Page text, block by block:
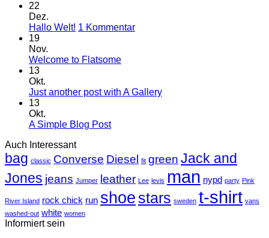
22
Dez.
Hallo Welt! 1 Kommentarzu
19
Nov.
Welcome to FlatsomeKeine
Welcome
13
Okt.
Just another post with A GalleryKeine
with
A
Gallery
13
Okt.
A Simple Blog PostKeine
A
Simple
Blog
Auch Interessant
bag classic Converse Diesel fit green Jack and
Jones jeans Jumper leather Lee levis man nypd party Pink
River Island rock chick run shoe stars sweden t-shirt vans
washed-out white women
Informiert sein